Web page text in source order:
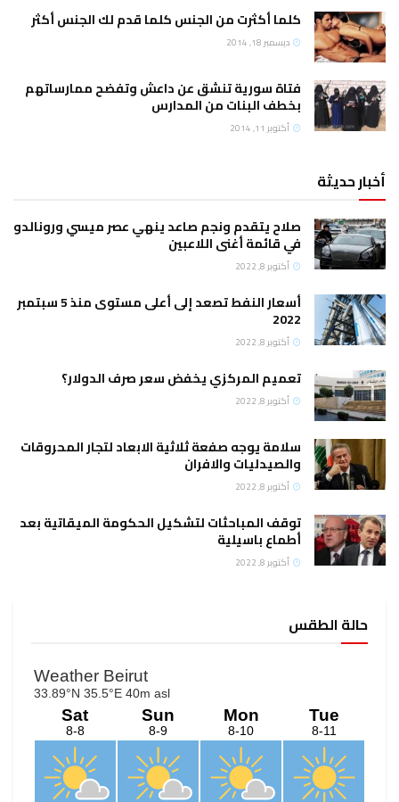
كلما أكثرت من الجنس كلما قدم لك الجنس أكثر
ديسمبر 18, 2014
فتاة سورية تنشق عن داعش وتفضح ممارساتهم
بخطف البنات من المدارس
أكتوبر 11, 2014
أخبار حديثة
صلاح يتقدم ونجم صاعد ينهي عصر ميسي ورونالدو
في قائمة أغنى اللاعبين
أكتوبر 8, 2022
أسعار النفط تصعد إلى أعلى مستوى منذ 5 سبتمبر
2022
أكتوبر 8, 2022
تعميم المركزي يخفض سعر صرف الدولار؟
أكتوبر 8, 2022
سلامة يوجه صفعة ثلاثية الابعاد لتجار المحروقات
والصيدليات والافران
أكتوبر 8, 2022
توقف المباحثات لتشكيل الحكومة الميقاتية بعد
أطماع باسيلية
أكتوبر 8, 2022
حالة الطقس